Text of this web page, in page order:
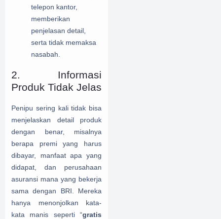
telepon kantor,
memberikan
penjelasan detail,
serta tidak memaksa
nasabah.
2. Informasi
Produk Tidak Jelas
Penipu sering kali tidak bisa
menjelaskan detail produk
dengan benar, misalnya
berapa premi yang harus
dibayar, manfaat apa yang
didapat, dan perusahaan
asuransi mana yang bekerja
sama dengan BRI. Mereka
hanya menonjolkan kata-
kata manis seperti “gratis